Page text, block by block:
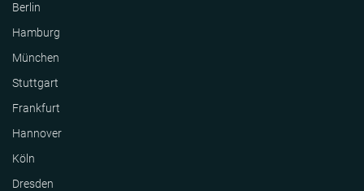
Berlin
Hamburg
München
Stuttgart
Frankfurt
Hannover
Köln
Dresden